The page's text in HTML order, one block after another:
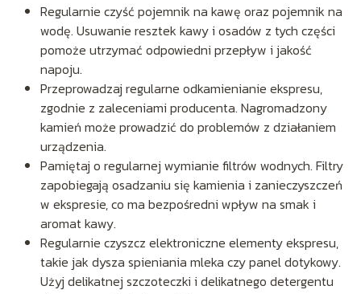
Regularnie czyść pojemnik na kawę oraz pojemnik na
wodę. Usuwanie resztek kawy i osadów z tych części
pomoże utrzymać odpowiedni przepływ i jakość
napoju.
Przeprowadzaj regularne odkamienianie ekspresu,
zgodnie z zaleceniami producenta. Nagromadzony
kamień może prowadzić do problemów z działaniem
urządzenia.
Pamiętaj o regularnej wymianie filtrów wodnych. Filtry
zapobiegają osadzaniu się kamienia i zanieczyszczeń
w ekspresie, co ma bezpośredni wpływ na smak i
aromat kawy.
Regularnie czyszcz elektroniczne elementy ekspresu,
takie jak dysza spieniania mleka czy panel dotykowy.
Użyj delikatnej szczoteczki i delikatnego detergentu